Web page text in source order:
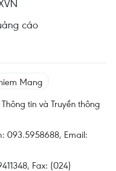
cáo
tin và Truyền thông
093.5958688, Email:
Fax: (024)